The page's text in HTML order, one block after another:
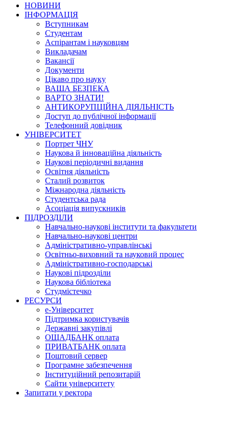
НОВИНИ
ІНФОРМАЦІЯ
Вступникам
Студентам
Аспірантам і науковцям
Викладачам
Вакансії
Документи
Цікаво про науку
ВАША БЕЗПЕКА
ВАРТО ЗНАТИ!
АНТИКОРУПЦІЙНА ДІЯЛЬНІСТЬ
Доступ до публічної інформації
Телефонний довідник
УНІВЕРСИТЕТ
Портрет ЧНУ
Наукова й інноваційна діяльність
Наукові періодичні видання
Освітня діяльність
Сталий розвиток
Міжнародна діяльність
Студентська рада
Асоціація випускників
ПІДРОЗДІЛИ
Навчально-наукові інститути та факультети
Навчально-наукові центри
Адміністративно-управлінські
Освітньо-виховний та науковий процес
Адміністративно-господарські
Наукові підрозділи
Наукова бібліотека
Студмістечко
РЕСУРСИ
е-Університет
Підтримка користувачів
Державні закупівлі
ОЩАДБАНК оплата
ПРИВАТБАНК оплата
Поштовий сервер
Програмне забезпечення
Інституційний репозитарій
Сайти університету
Запитати у ректора